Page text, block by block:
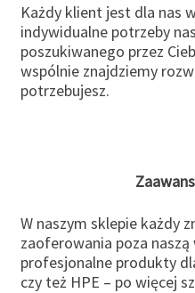
Każdy klient jest dla nas
indywidualne potrzeby
poszukiwanego przez
wspólnie znajdziemy
potrzebujesz.
W naszym sklepie każdy
zaoferowania poza
profesjonalne produkty
czy też HPE – po więcej